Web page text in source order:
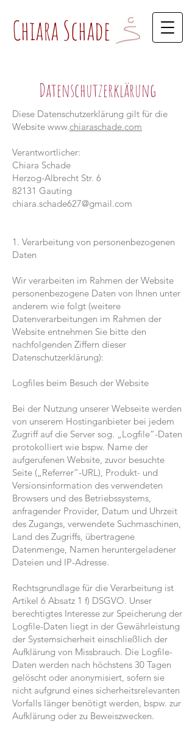
Chiara Schade
Datenschutzerklärung
Diese Datenschutzerklärung gilt für die
Website www.chiaraschade.com
Verantwortlicher:
Chiara Schade
Herzog-Albrecht Str. 6
82131 Gauting
chiara.schade627@gmail.com
1. Verarbeitung von personenbezogenen
Daten
Wir verarbeiten im Rahmen der Website
personenbezogene Daten von Ihnen unter
anderem wie folgt (weitere
Datenverarbeitungen im Rahmen der
Website entnehmen Sie bitte den
nachfolgenden Ziffern dieser
Datenschutzerklärung):
Logfiles beim Besuch der Website
Bei der Nutzung unserer Webseite werden
von unserem Hostinganbieter bei jedem
Zugriff auf die Server sog. „Logfile“-Daten
protokolliert wie bspw. Name der
aufgerufenen Website, zuvor besuchte
Seite („Referrer“-URL), Produkt- und
Versionsinformation des verwendeten
Browsers und des Betriebssystems,
anfragender Provider, Datum und Uhrzeit
des Zugangs, verwendete Suchmaschinen,
Land des Zugriffs, übertragene
Datenmenge, Namen heruntergeladener
Dateien und IP-Adresse.
Rechtsgrundlage für die Verarbeitung ist
Artikel 6 Absatz 1 f) DSGVO. Unser
berechtigtes Interesse zur Speicherung der
Logfile-Daten liegt in der Gewährleistung
der Systemsicherheit einschließlich der
Aufklärung von Missbrauch. Die Logfile-
Daten werden nach höchstens 30 Tagen
gelöscht oder anonymisiert, sofern sie
nicht aufgrund eines sicherheitsrelevanten
Vorfalls länger benötigt werden, bspw. zur
Aufklärung oder zu Beweiszwecken.